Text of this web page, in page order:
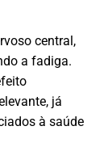
central,
a fadiga.
já
à saúde